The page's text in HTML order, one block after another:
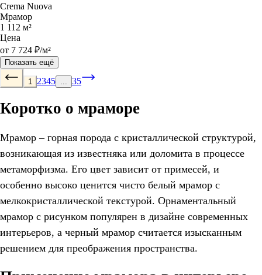
Crema Nuova
Мрамор
1 112 м²
Цена
от 7 724 ₽/м²
Показать ещё
1 2345 35
Коротко о мраморе
Мрамор – горная порода с кристаллической структурой,
возникающая из известняка или доломита в процессе
метаморфизма. Его цвет зависит от примесей, и
особенно высоко ценится чисто белый мрамор с
мелкокристаллической текстурой. Орнаментальный
мрамор с рисунком популярен в дизайне современных
интерьеров, а черный мрамор считается изысканным
решением для преображения пространства.